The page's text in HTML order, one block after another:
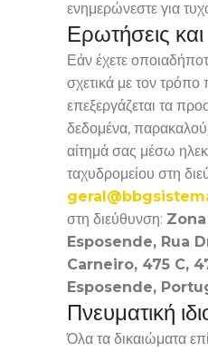
ενημερώνεστε για
Ερωτήσεις
Εάν έχετε
σχετικά με τον τρόπο
επεξεργάζεται τα
δεδομένα,
αίτημά σας μέσω
ταχυδρομείου στη
στη διεύθυνση:
Esposende, Rua
Carneiro, 475 C,
Esposende,
Πνευματική
Όλα τα δικαιώματα